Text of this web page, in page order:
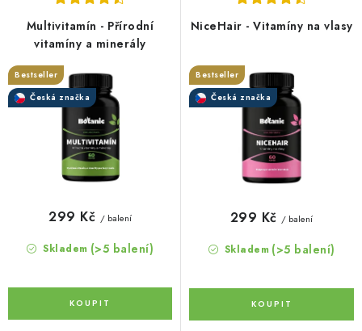
Multivitamín - Přírodní
vitamíny a minerály
Bestseller
Česká značka
Skladem (>5 balení)
299 Kč / balení
NiceHair - Vitamíny na vlasy
Bestseller
Česká značka
Skladem (>5 balení)
299 Kč / balení